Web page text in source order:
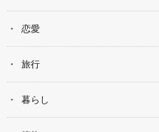
恋愛
旅行
暮らし